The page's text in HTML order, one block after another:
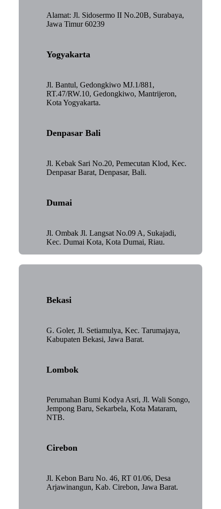
Alamat: Jl. Sidosermo II No.20B, Surabaya,
Jawa Timur 60239
Yogyakarta
Jl. Bantul, Gedongkiwo MJ.1/881,
RT.47/RW.10, Gedongkiwo, Mantrijeron,
Kota Yogyakarta.
Denpasar Bali
Jl. Kebak Sari No.20, Pemecutan Klod, Kec.
Denpasar Barat, Denpasar, Bali.
Dumai
Jl. Ombak Jl. Langsat No.09 A, Sukajadi,
Kec. Dumai Kota, Kota Dumai, Riau.
Bekasi
G. Goler, Jl. Setiamulya, Kec. Tarumajaya,
Kabupaten Bekasi, Jawa Barat.
Lombok
Perumahan Bumi Kodya Asri, Jl. Wali Songo,
Jempong Baru, Sekarbela, Kota Mataram,
NTB.
Cirebon
Jl. Kebon Baru No. 46, RT 01/06, Desa
Arjawinangun, Kab. Cirebon, Jawa Barat.